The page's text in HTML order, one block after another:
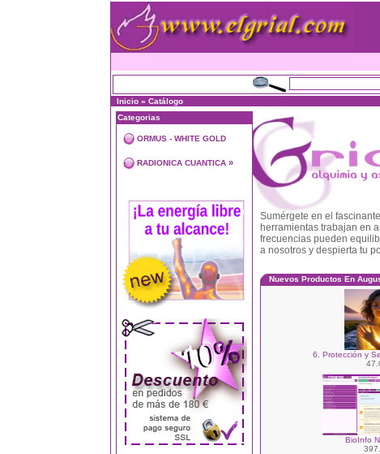
Inicio » Catálogo
Categorias
ORMUS - WHITE GOLD
RADIONICA CUANTICA »
Sumérgete en el
herramientas trabajan en
frecuencias pueden
a nosotros y despierta tu
Nuevos Productos En
6. Protección y
BioInfo